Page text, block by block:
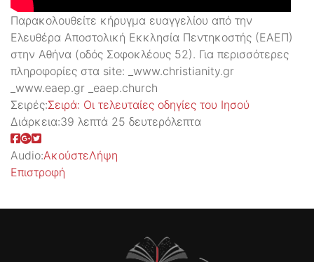
Παρακολουθείτε κήρυγμα ευαγγελίου από την
Ελευθέρα Αποστολική Εκκλησία Πεντηκοστής (ΕΑΕΠ)
στην Αθήνα (οδός Σοφοκλέους 52). Για περισσότερες
πληροφορίες στα site: _www.christianity.gr
_www.eaep.gr _eaep.church
Σειρές:Σειρά: Οι τελευταίες οδηγίες του Ιησού
Διάρκεια:39 λεπτά 25 δευτερόλεπτα
Audio:ΑκούστεΛήψη
Επιστροφή